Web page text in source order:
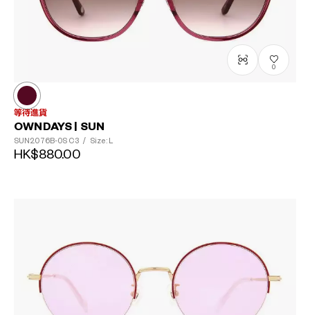
0
等待進貨
OWNDAYS | SUN
SUN2076B-0S C3 / Size: L
HK$880.00